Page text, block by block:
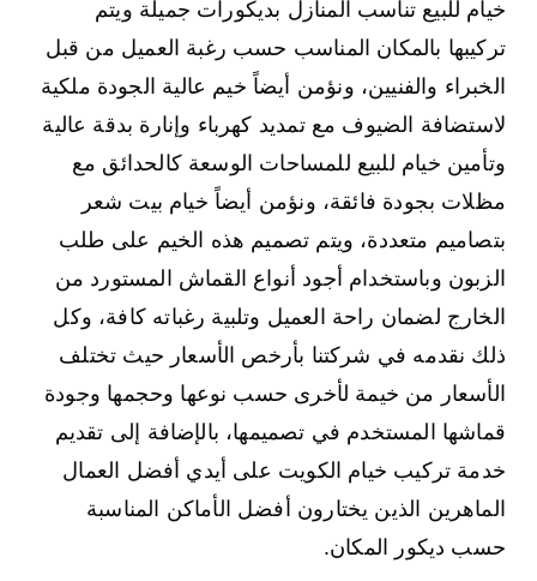
خيام للبيع تناسب المنازل بديكورات جميلة ويتم
تركيبها بالمكان المناسب حسب رغبة العميل من قبل
الخبراء والفنيين، ونؤمن أيضاً خيم عالية الجودة ملكية
لاستضافة الضيوف مع تمديد كهرباء وإنارة بدقة عالية
وتأمين خيام للبيع للمساحات الوسعة كالحدائق مع
مظلات بجودة فائقة، ونؤمن أيضاً خيام بيت شعر
بتصاميم متعددة، ويتم تصميم هذه الخيم على طلب
الزبون وباستخدام أجود أنواع القماش المستورد من
الخارج لضمان راحة العميل وتلبية رغباته كافة، وكل
ذلك نقدمه في شركتنا بأرخص الأسعار حيث تختلف
الأسعار من خيمة لأخرى حسب نوعها وحجمها وجودة
قماشها المستخدم في تصميمها، بالإضافة إلى تقديم
خدمة تركيب خيام الكويت على أيدي أفضل العمال
الماهرين الذين يختارون أفضل الأماكن المناسبة
حسب ديكور المكان.